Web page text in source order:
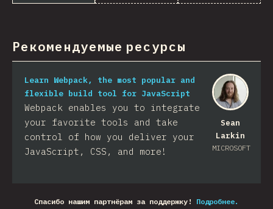
Рекомендуемые ресурсы
Sean
Larkin
MICROSOFT
Learn Webpack, the most popular and
flexible build tool for JavaScript
Webpack enables you to integrate
your favorite tools and take
control of how you deliver your
JavaScript, CSS, and more!​
Спасибо нашим партнёрам за поддержку! Подробнее.